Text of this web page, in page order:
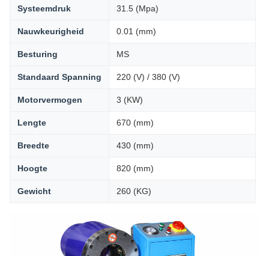
Systeemdruk 31.5 (Mpa)
Nauwkeurigheid 0.01 (mm)
Besturing MS
Standaard Spanning 220 (V) / 380 (V)
Motorvermogen 3 (KW)
Lengte 670 (mm)
Breedte 430 (mm)
Hoogte 820 (mm)
Gewicht 260 (KG)